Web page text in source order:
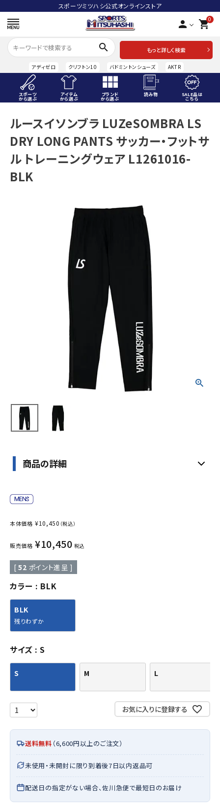
スポーツミツハシ公式オンラインストア
person 0
shopping_cart
search
もっと詳しく検索
アディゼロ クリフトン10 バドミントンシューズ AKTR
スポーツ
から選ぶ
アイテム
から選ぶ
ブランド
から選ぶ
読み物 SALE品は
こちら
ACCOUNT MENU
ようこそ ゲスト 様
meeting_room ログイン person 会員登録
スポーツから選ぶ
プライバシーポリシー
ルースイソンブラ LUZeSOMBRA LS
DRY LONG PANTS サッカー・フットサ
ル トレーニングウェア L1261016-
BLK
商品の詳細
本体価格 ¥10,450 （税込）
販売価格 ¥10,450 税込
[ 52 ポイント進呈 ]
カラー BLK
BLK
残りわずか
サイズ S
S M L
お気に入りに登録する
送料無料 （6,600円以上のご注文）
未使用・未開封に限り到着後7日以内返品可
配送日の指定がない場合、佐川急便で最短日のお届け